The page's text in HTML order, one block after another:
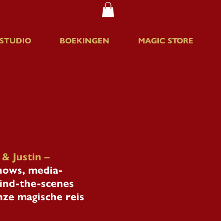
BOEKINGEN MAGIC STORE
Justin –
media-
the-scenes
magische reis